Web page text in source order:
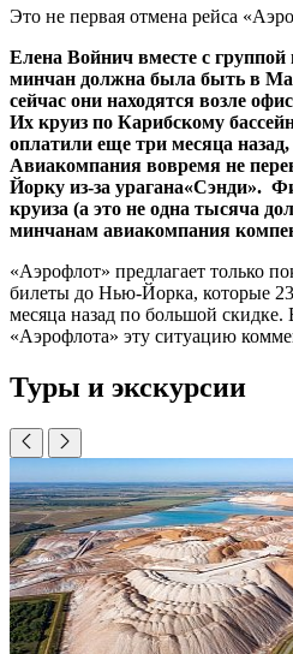
Это не первая отмена рейса
Елена Войнич вместе с группой
минчан должна была быть в
сейчас они находятся возле
Их круиз по Карибскому
оплатили еще три месяца
Авиакомпания вовремя не
Йорку из-за урагана«Сэнди».
круиза (а это не одна тысяча
минчанам авиакомпания
«Аэрофлот» предлагает только
билеты до Нью-Йорка, которые
месяца назад по большой скидке.
«Аэрофлота» эту ситуацию
Туры и экскурсии